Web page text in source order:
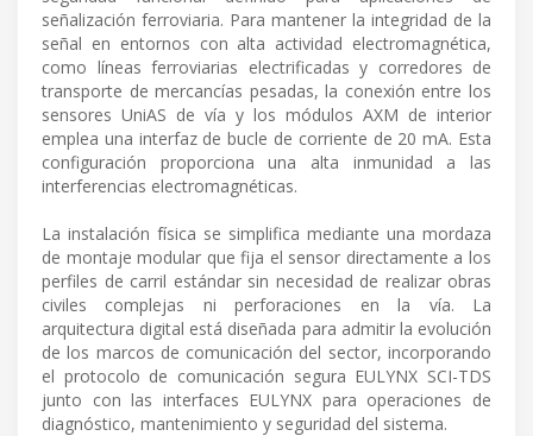
señalización ferroviaria. Para mantener la integridad de la
señal en entornos con alta actividad electromagnética,
como líneas ferroviarias electrificadas y corredores de
transporte de mercancías pesadas, la conexión entre los
sensores UniAS de vía y los módulos AXM de interior
emplea una interfaz de bucle de corriente de 20 mA. Esta
configuración proporciona una alta inmunidad a las
interferencias electromagnéticas.
La instalación física se simplifica mediante una mordaza
de montaje modular que fija el sensor directamente a los
perfiles de carril estándar sin necesidad de realizar obras
civiles complejas ni perforaciones en la vía. La
arquitectura digital está diseñada para admitir la evolución
de los marcos de comunicación del sector, incorporando
el protocolo de comunicación segura EULYNX SCI-TDS
junto con las interfaces EULYNX para operaciones de
diagnóstico, mantenimiento y seguridad del sistema.